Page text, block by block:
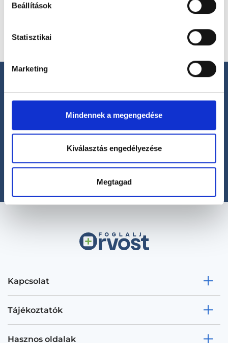
Beállítások
Statisztikai
Marketing
Mindennek a megengedése
Kiválasztás engedélyezése
Megtagad
Segíthetünk?
+36 1 700-1398
(H-P: 8:00-20:00)
office@foglaljorvost.hu
Kapcsolat
Tájékoztatók
Hasznos oldalak